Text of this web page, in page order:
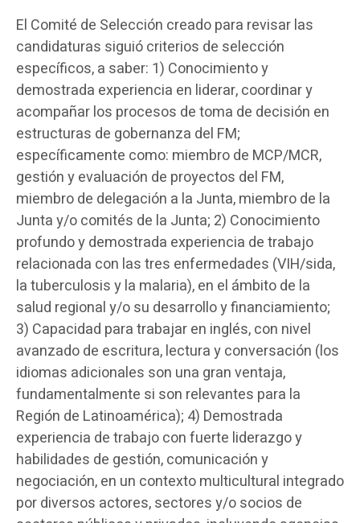
El Comité de Selección creado para revisar las
candidaturas siguió criterios de selección
específicos, a saber: 1) Conocimiento y
demostrada experiencia en liderar, coordinar y
acompañar los procesos de toma de decisión en
estructuras de gobernanza del FM;
específicamente como: miembro de MCP/MCR,
gestión y evaluación de proyectos del FM,
miembro de delegación a la Junta, miembro de la
Junta y/o comités de la Junta; 2) Conocimiento
profundo y demostrada experiencia de trabajo
relacionada con las tres enfermedades (VIH/sida,
la tuberculosis y la malaria), en el ámbito de la
salud regional y/o su desarrollo y financiamiento;
3) Capacidad para trabajar en inglés, con nivel
avanzado de escritura, lectura y conversación (los
idiomas adicionales son una gran ventaja,
fundamentalmente si son relevantes para la
Región de Latinoamérica); 4) Demostrada
experiencia de trabajo con fuerte liderazgo y
habilidades de gestión, comunicación y
negociación, en un contexto multicultural integrado
por diversos actores, sectores y/o socios de